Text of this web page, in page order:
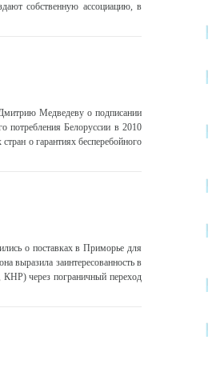
собственную ассоциацию, в
Медведеву о подписании
потребления Белоруссии в 2010
о гарантиях бесперебойного
о поставках в Приморье для
выразила заинтересованность в
КНР) через пограничный переход